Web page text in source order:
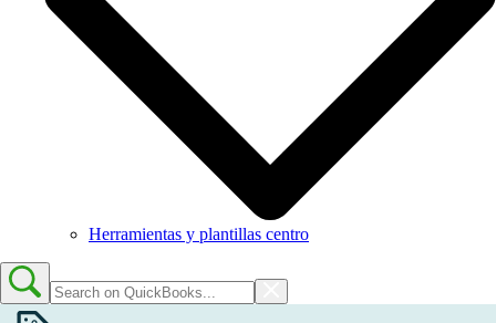
Herramientas y plantillas centro